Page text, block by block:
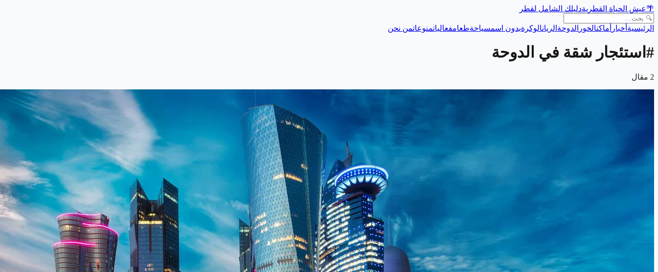
🌴عيش الحياة القطريةدليلك الشامل لقطر
الرئيسية أخبار أماكنالخور الدوحة الريانالوكرةبدون اسمسياحةطعامفعالياتمنوعاتمن نحن
# استئجار شقة في الدوحة
2 مقال